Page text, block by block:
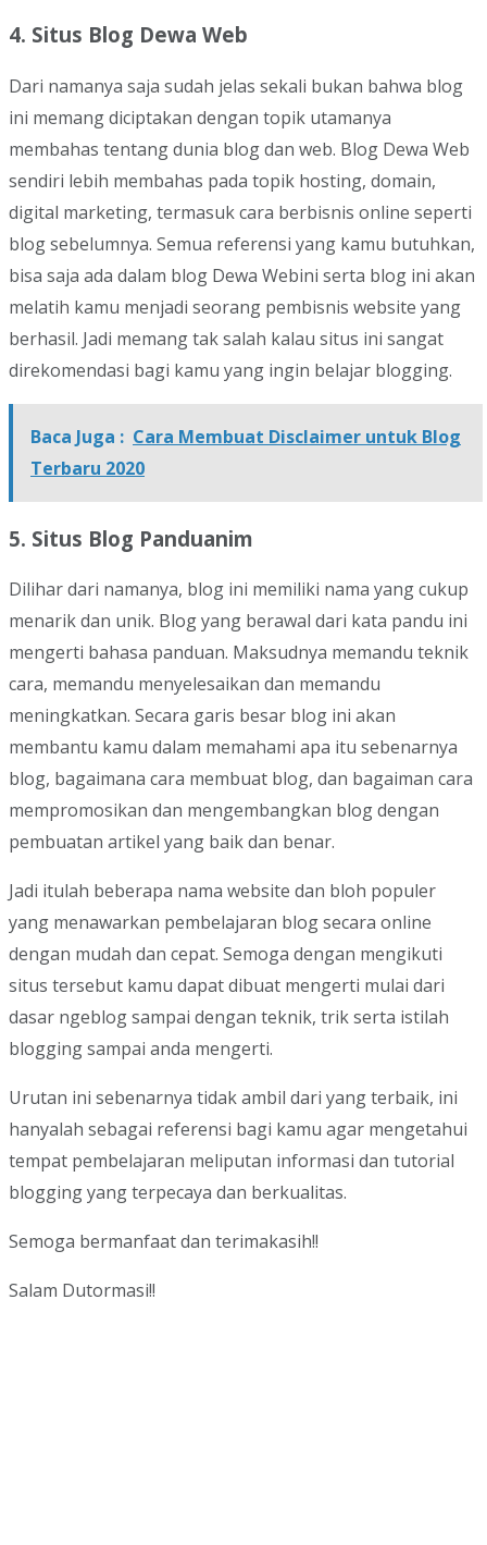
4. Situs Blog Dewa Web
Dari namanya saja sudah jelas sekali bukan bahwa blog
ini memang diciptakan dengan topik utamanya
membahas tentang dunia blog dan web. Blog Dewa Web
sendiri lebih membahas pada topik hosting, domain,
digital marketing, termasuk cara berbisnis online seperti
blog sebelumnya. Semua referensi yang kamu butuhkan,
bisa saja ada dalam blog Dewa Webini serta blog ini akan
melatih kamu menjadi seorang pembisnis website yang
berhasil. Jadi memang tak salah kalau situs ini sangat
direkomendasi bagi kamu yang ingin belajar blogging.
Baca Juga : Cara Membuat Disclaimer untuk Blog
Terbaru 2020
5. Situs Blog Panduanim
Dilihar dari namanya, blog ini memiliki nama yang cukup
menarik dan unik. Blog yang berawal dari kata pandu ini
mengerti bahasa panduan. Maksudnya memandu teknik
cara, memandu menyelesaikan dan memandu
meningkatkan. Secara garis besar blog ini akan
membantu kamu dalam memahami apa itu sebenarnya
blog, bagaimana cara membuat blog, dan bagaiman cara
mempromosikan dan mengembangkan blog dengan
pembuatan artikel yang baik dan benar.
Jadi itulah beberapa nama website dan bloh populer
yang menawarkan pembelajaran blog secara online
dengan mudah dan cepat. Semoga dengan mengikuti
situs tersebut kamu dapat dibuat mengerti mulai dari
dasar ngeblog sampai dengan teknik, trik serta istilah
blogging sampai anda mengerti.
Urutan ini sebenarnya tidak ambil dari yang terbaik, ini
hanyalah sebagai referensi bagi kamu agar mengetahui
tempat pembelajaran meliputan informasi dan tutorial
blogging yang terpecaya dan berkualitas.
Semoga bermanfaat dan terimakasih!!
Salam Dutormasi!!